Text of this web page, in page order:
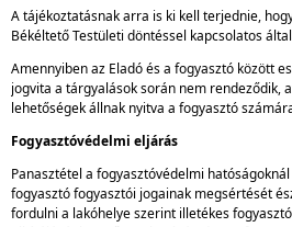
A tájékoztatásnak arra is ki kell terjednie,
Békéltető Testületi döntéssel kapcsolatos
Amennyiben az Eladó és a fogyasztó között
jogvita a tárgyalások során nem rendeződik,
lehetőségek állnak nyitva a fogyasztó
Fogyasztóvédelmi eljárás
Panasztétel a fogyasztóvédelmi
fogyasztó fogyasztói jogainak megsértését
fordulni a lakóhelye szerint illetékes